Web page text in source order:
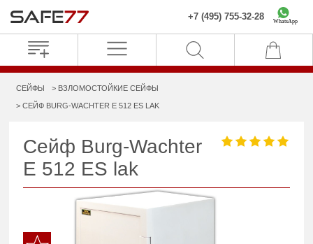
+7 (495) 755-32-28 WhatsApp
СЕЙФЫ ВЗЛОМОСТОЙКИЕ СЕЙФЫ
СЕЙФ BURG-WACHTER E 512 ES LAK
Сейф Burg-Wachter
E 512 ES lak